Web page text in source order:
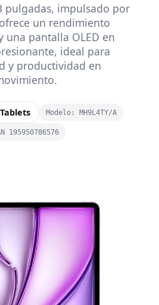
pulgadas, impulsado por
un rendimiento
una pantalla OLED en
ideal para
y productividad en
Tablets Modelo: MH9L4TY/A
195950786576